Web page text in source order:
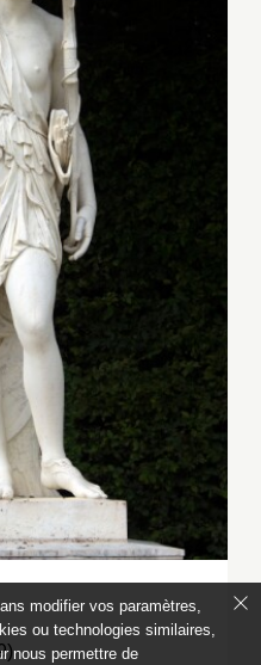
modifier vos paramètres,
ou technologies similaires,
nous permettre de